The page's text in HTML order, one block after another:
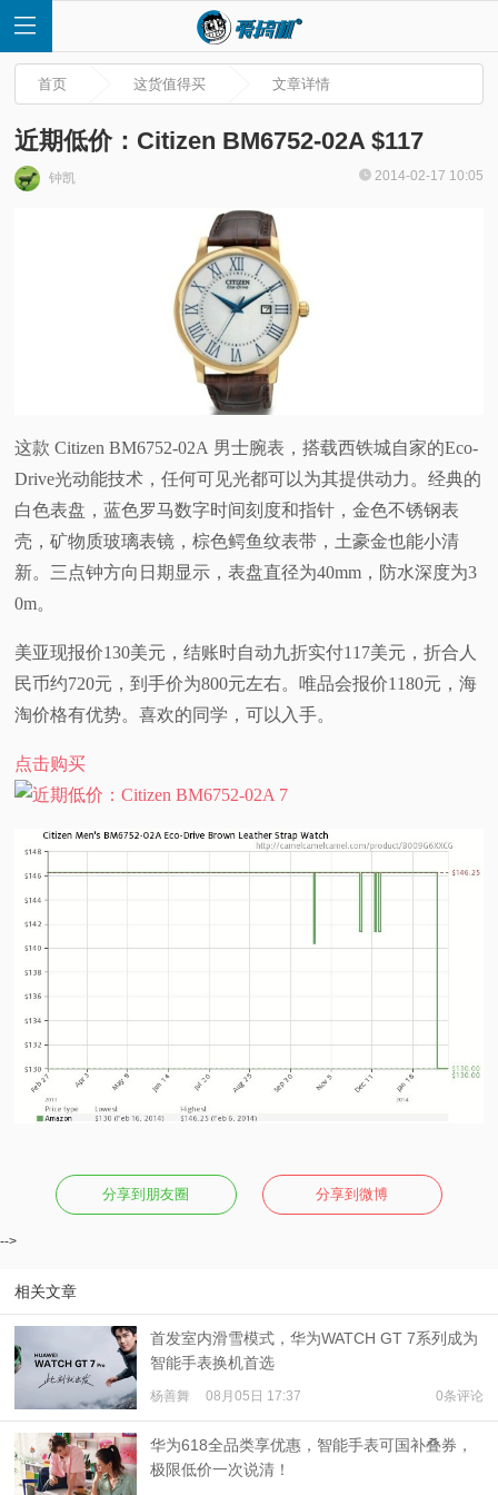
测
视
科
体
题
首页 这货值得买 文章详情
近期低价：Citizen BM6752-02A $117
钟凯 2014-02-17 10:05
这款 Citizen BM6752-02A 男士腕表，搭载西铁城自家的Eco-
Drive光动能技术，任何可见光都可以为其提供动力。经典的
白色表盘，蓝色罗马数字时间刻度和指针，金色不锈钢表
壳，矿物质玻璃表镜，棕色鳄鱼纹表带，土豪金也能小清
新。三点钟方向日期显示，表盘直径为40mm，防水深度为3
0m。
美亚现报价130美元，结账时自动九折实付117美元，折合人
民币约720元，到手价为800元左右。唯品会报价1180元，海
淘价格有优势。喜欢的同学，可以入手。
点击购买
分享到朋友圈 分享到微博
-->
相关文章
首发室内滑雪模式，华为WATCH GT 7系列成为
智能手表换机首选
杨善舞 08月05日 17:37 0条评论
华为618全品类享优惠，智能手表可国补叠券，
极限低价一次说清！